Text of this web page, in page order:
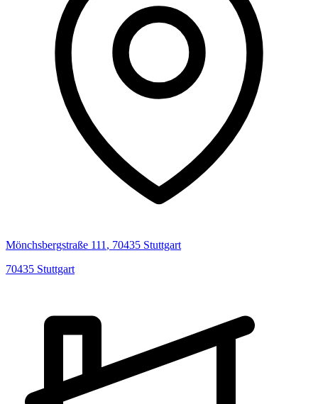
Mönchsbergstraße 111 , 70435 Stuttgart
70435 Stuttgart